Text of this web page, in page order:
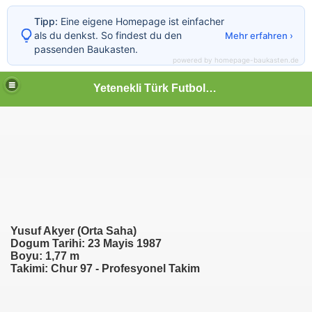
Yetenekli Türk Futbolcular
Yusuf Akyer (Orta Saha)
Dogum Tarihi: 23 Mayis 1987
Boyu: 1,77 m
Takimi: Chur 97 - Profesyonel Takim
Tipp: Eine eigene Homepage ist einfacher
als du denkst. So findest du den
passenden Baukasten.
Mehr erfahren ›
powered by homepage-baukasten.de